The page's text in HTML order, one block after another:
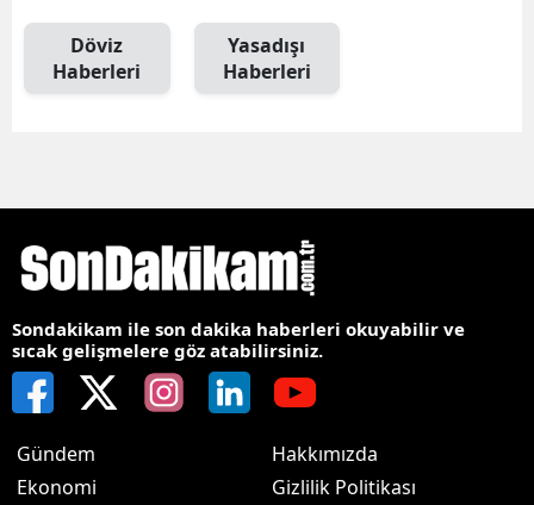
Döviz
Haberleri
Yasadışı
Haberleri
Sondakikam ile son dakika haberleri okuyabilir ve
sıcak gelişmelere göz atabilirsiniz.
Gündem
Ekonomi
Hakkımızda
Gizlilik Politikası